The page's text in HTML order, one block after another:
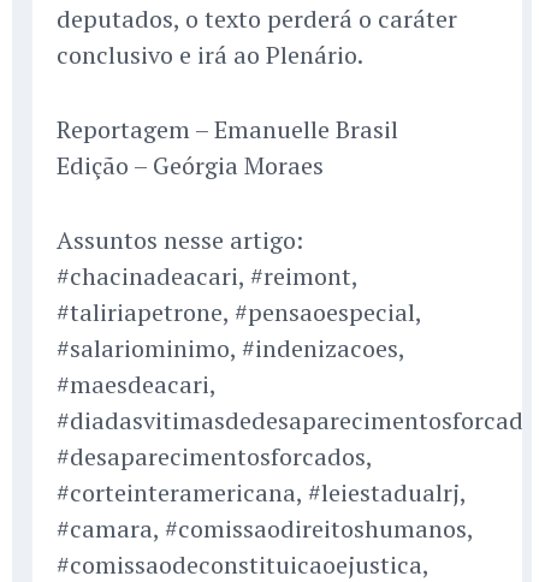
deputados, o texto perderá o caráter
conclusivo e irá ao Plenário.
Reportagem – Emanuelle Brasil
Edição – Geórgia Moraes
Assuntos nesse artigo:
#chacinadeacari, #reimont,
#taliriapetrone, #pensaoespecial,
#salariominimo, #indenizacoes,
#maesdeacari,
#desaparecimentosforcados,
#corteinteramericana, #leiestadualrj,
#camara, #comissaodireitoshumanos,
#comissaodeconstituicaoejustica,